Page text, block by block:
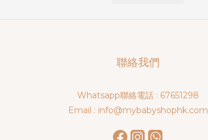
聯絡我們
Whatsapp聯絡電話 : 67651298
Email : info@mybabyshophk.com